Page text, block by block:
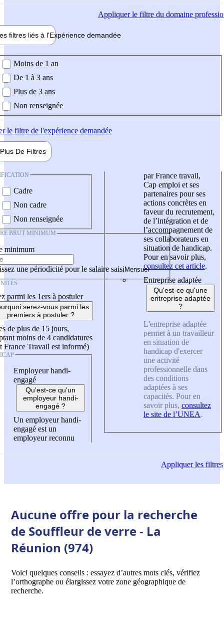
Appliquerle filtre du domaine
filtres liés à l'Expérience demandée
demandée
Moins de 1 an
De 1 à 3 ans
Plus de 3 ans
Non renseignée
le filtre de l'expérience demandée
Plus De Filtres
Cadre
Non cadre
Non renseignée
BRUT MINIMUM
minimum
une périodicité pour le salaire saisi
parmi les 1ers à postuler
serez-vous parmi les
premiers à postuler ?
de plus de 15 jours,
moins de 4 candidatures
France Travail est informé)
Employeur handi-
engagé
Qu'est-ce qu'un
employeur handi-
engagé ?
Un employeur handi-
engagé est un
employeur reconnu
par France travail,
Cap emploi et ses
partenaires pour ses
actions concrètes en
faveur du recrutement,
de l’intégration et de
l’accompagnement de
ses collaborateurs en
situation de handicap.
Pour en savoir plus,
consultez cet article.
Entreprise adaptée
Qu'est-ce qu'une
entreprise adaptée
?
L'entreprise adaptée
permet à un travailleur
en situation de
handicap d'exercer
une activité
professionnelle dans
des conditions
adaptées à ses
capacités. Pour en
savoir plus, consultez
le site de l’UNEA.
Appliquerles filtres
Aucune offre pour la recherche
de Souffleur de verre - La
Réunion (974)
Voici quelques conseils : essayez d’autres mots clés, vérifiez
l’orthographe ou élargissez votre zone géographique de
recherche.